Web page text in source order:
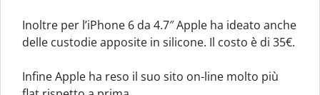
Inoltre per l’iPhone 6 da 4.7″ Apple ha ideato anche
delle custodie apposite in silicone. Il costo è di 35€.
Infine Apple ha reso il suo sito on-line molto più